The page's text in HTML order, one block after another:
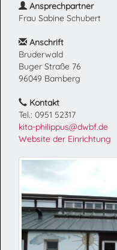
Ansprechpartner
Frau Sabine Schubert
Anschrift
Bruderwald
Buger Straße 76
96049 Bamberg
Kontakt
Tel.: 0951 52317
kita-philippus@dwbf.de
Website der Einrichtung